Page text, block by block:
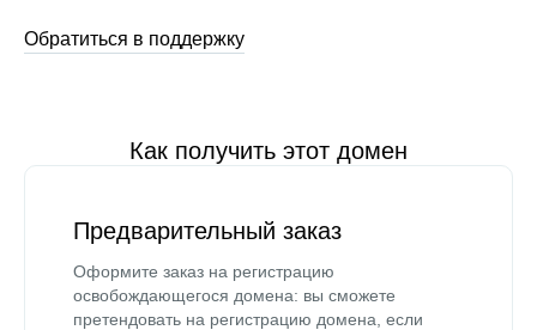
Обратиться в поддержку
Как получить этот домен
Предварительный заказ
Оформите заказ на регистрацию
освобождающегося домена: вы сможете
претендовать на регистрацию домена, если